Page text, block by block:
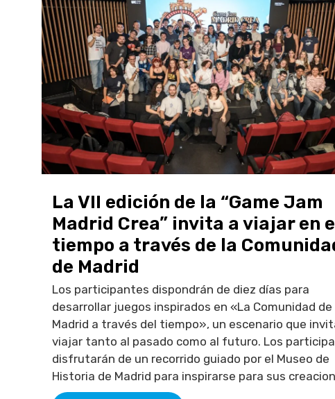
La VII edición de la “Game Jam
Madrid Crea” invita a viajar en
tiempo a través de la
de Madrid
Los participantes dispondrán de diez días para
desarrollar juegos inspirados en «La Comunidad de
Madrid a través del tiempo», un escenario que
viajar tanto al pasado como al futuro. Los
disfrutarán de un recorrido guiado por el Museo de
Historia de Madrid para inspirarse para sus